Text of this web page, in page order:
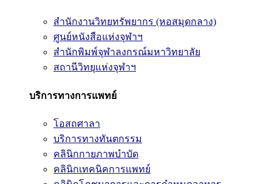
สำนักงานวิทยทรัพยากร (หอสมุดกลาง)
ศูนย์หนังสือแห่งจุฬาฯ
สำนักพิมพ์จุฬาลงกรณ์มหาวิทยาลัย
สถานีวิทยุแห่งจุฬาฯ
บริการทางการแพทย์
โอสถศาลา
บริการทางทันตกรรม
คลินิกกายภาพบำบัด
คลินิกเทคนิคการแพทย์